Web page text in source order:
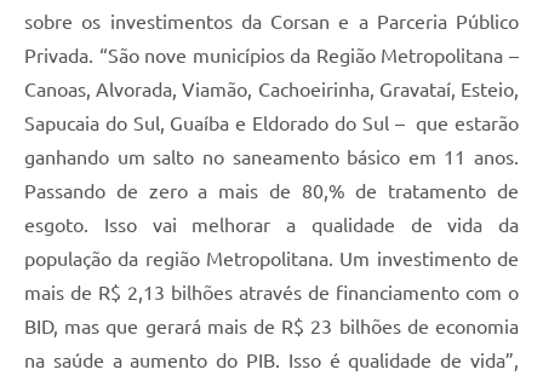
sobre os investimentos da Corsan e a Parceria Público
Privada. “São nove municípios da Região Metropolitana –
Canoas, Alvorada, Viamão, Cachoeirinha, Gravataí, Esteio,
Sapucaia do Sul, Guaíba e Eldorado do Sul – que estarão
ganhando um salto no saneamento básico em 11 anos.
Passando de zero a mais de 80,% de tratamento de
esgoto. Isso vai melhorar a qualidade de vida da
população da região Metropolitana. Um investimento de
mais de R$ 2,13 bilhões através de financiamento com o
BID, mas que gerará mais de R$ 23 bilhões de economia
na saúde a aumento do PIB. Isso é qualidade de vida”,